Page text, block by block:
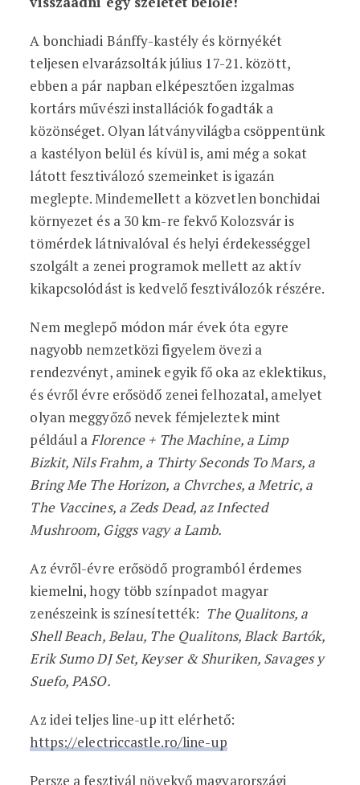
A bonchiadi Bánffy-kastély és környékét
teljesen elvarázsolták július 17-21. között,
ebben a pár napban elképesztően izgalmas
kortárs művészi installációk fogadták a
közönséget. Olyan látványvilágba csöppentünk
a kastélyon belül és kívül is, ami még a sokat
látott fesztiválozó szemeinket is igazán
meglepte. Mindemellett a közvetlen bonchidai
környezet és a 30 km-re fekvő Kolozsvár is
tömérdek látnivalóval és helyi érdekességgel
szolgált a zenei programok mellett az aktív
kikapcsolódást is kedvelő fesztiválozók részére.
Nem meglepő módon már évek óta egyre
nagyobb nemzetközi figyelem övezi a
rendezvényt, aminek egyik fő oka az eklektikus,
és évről évre erősödő zenei felhozatal, amelyet
olyan meggyőző nevek fémjeleztek mint
például aFlorence + The Machine, a Limp
Bizkit, Nils Frahm, a Thirty Seconds To Mars, a
Bring Me The Horizon, a Chvrches, a Metric, a
The Vaccines, a Zeds Dead, az Infected
Mushroom, Giggs vagy a Lamb.
Az évről-évre erősödő programból érdemes
kiemelni, hogy több színpadot magyar
zenészeink is színesítették: The Qualitons, a
Shell Beach, Belau, The Qualitons, Black Bartók,
Erik Sumo DJ Set, Keyser & Shuriken, Savages y
Suefo, PASO.
Az idei teljes line-up itt elérhető:
https://electriccastle.ro/line-up
Persze a fesztivál növekvő magyarországi